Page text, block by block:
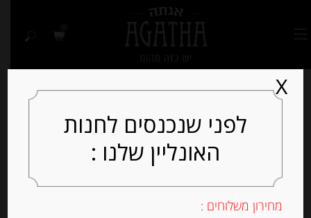
לפני שנכנסים לחנות
האונליין שלנו :
מחירון משלוחים :
X